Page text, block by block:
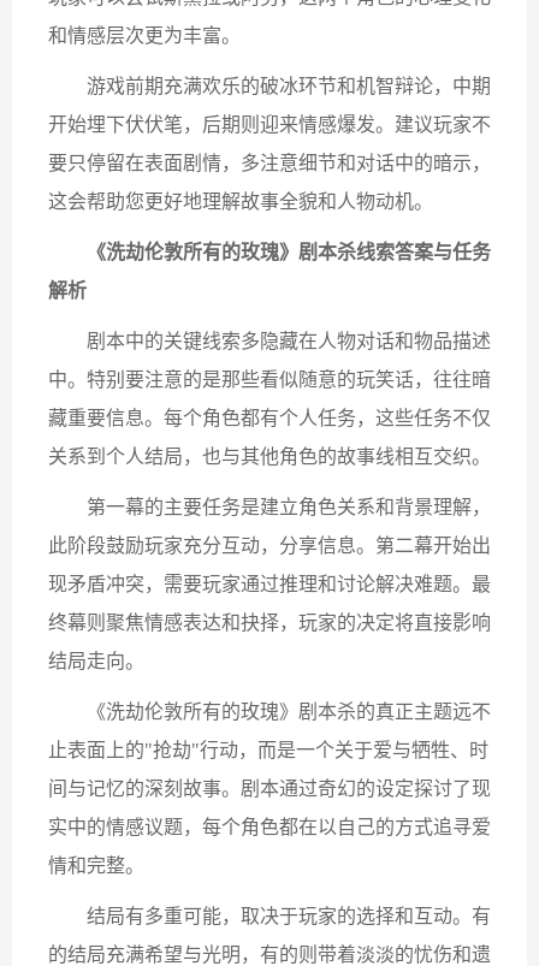
和情感层次更为丰富。
游戏前期充满欢乐的破冰环节和机智辩论，中期
开始埋下伏伏笔，后期则迎来情感爆发。建议玩家​​不
要只停留在表面剧情​​，多注意细节和对话中的暗示，
这会帮助您更好地理解故事全貌和人物动机。
《洗劫伦敦所有的玫瑰》剧本杀线索答案与任务
解析
剧本中的关键线索多隐藏在​​人物对话和物品描述​​
中。特别要注意的是那些看似随意的玩笑话，往往暗
藏重要信息。每个角色都有个人任务，这些任务不仅
关系到个人结局，也与其他角色的故事线相互交织。
​​第一幕​​的主要任务是建立角色关系和背景理解，
此阶段鼓励玩家充分互动，分享信息。​​第二幕​​开始出
现矛盾冲突，需要玩家通过推理和讨论解决难题。​​最
终幕​​则聚焦情感表达和抉择，玩家的决定将直接影响
结局走向。
《洗劫伦敦所有的玫瑰》剧本杀的真正主题远不
止表面上的"抢劫"行动，而是一个关于​​爱与牺牲、时
间与记忆​​的深刻故事。剧本通过奇幻的设定探讨了现
实中的情感议题，每个角色都在以自己的方式追寻爱
情和完整。
结局有多重可能，取决于玩家的选择和互动。有
的结局充满希望与光明，有的则带着淡淡的忧伤和遗